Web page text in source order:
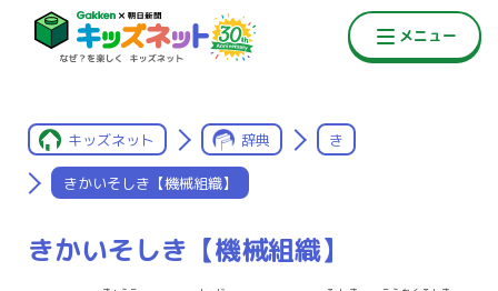
キッズネット 辞典 き
きかいそしき【機械組織】
きかいそしき【機械組織】